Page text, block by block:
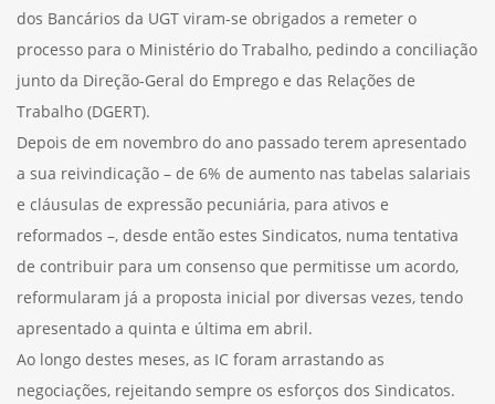
dos Bancários da UGT viram-se obrigados a remeter o
processo para o Ministério do Trabalho, pedindo a conciliação
junto da Direção-Geral do Emprego e das Relações de
Trabalho (DGERT).
Depois de em novembro do ano passado terem apresentado
a sua reivindicação – de 6% de aumento nas tabelas salariais
e cláusulas de expressão pecuniária, para ativos e
reformados –, desde então estes Sindicatos, numa tentativa
de contribuir para um consenso que permitisse um acordo,
reformularam já a proposta inicial por diversas vezes, tendo
apresentado a quinta e última em abril.
Ao longo destes meses, as IC foram arrastando as
negociações, rejeitando sempre os esforços dos Sindicatos.